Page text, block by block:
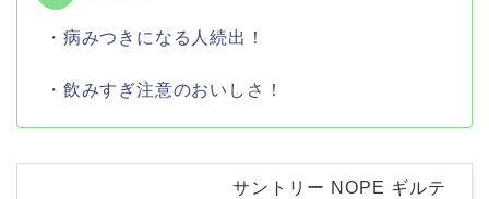
・病みつきになる人続出！
・飲みすぎ注意のおいしさ！
サントリー NOPE ギルテ